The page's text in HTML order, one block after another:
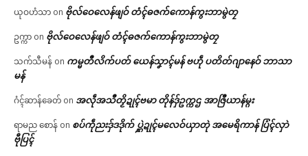
ယုဝဟံသာ on ဗိုလ်ဝေလေန်ဖျဝ် တံၚ်ဓဇက်ကောန်ကွးဘာမွဲတၠ
ဥက္ကာ on ဗိုလ်ဝေလေန်ဖျဝ် တံၚ်ဓဇက်ကောန်ကွးဘာမွဲတၠ
သက်သီမန် on ကမ္မတဳလိက်ပတ် ယေန်သၞာၚ်မန် ဗဟဵု ပတိတ်ဂျာနေဝ် ဘာသာ
မန်
ဂံၚ်ဆာန်ခေတ် on အလဵုအသဳတၟိဍုၚ်ဗမာ တိုန်ဒှ်ဥက္ကဌ အာဇြဳယာန်မ္ဂး
ရာမည စောန် on စပ်ကဵုညးဒှ်ဒဒိုက် ပ္ဋဲဍုၚ်မလေဝ်ယှာတုဲ အမေရိကာန် ပြံၚ်လှာဲ
ဗီုပြၚ်